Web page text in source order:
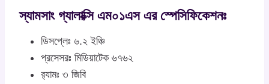
স্যামসাং গ্যালাক্সি এম০১এস এর স্পেসিফিকেশনঃ
ডিসপ্লেঃ ৬.২ ইঞ্চি
প্রসেসরঃ মিডিয়াটেক ৬৭৬২
র‍্যামঃ ৩ জিবি